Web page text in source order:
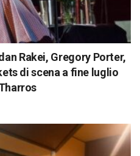
Rakei, Gregory Porter,
di scena a fine luglio